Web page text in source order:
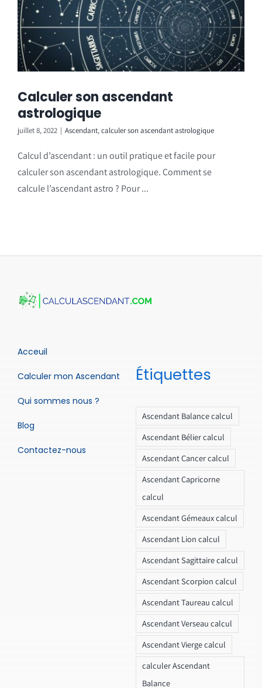
Calculer son ascendant
astrologique
juillet 8, 2022 | Ascendant,calculer son ascendant astrologique
Calcul d’ascendant : un outil pratique et facile pour
calculer son ascendant astrologique. Comment se
calcule l’ascendant astro ? Pour ...
Acceuil
Calculer mon Ascendant
Qui sommes nous ?
Blog
Contactez-nous
Étiquettes
Ascendant Balance calcul
Ascendant Bélier calcul
Ascendant Cancer calcul
Ascendant Capricorne
calcul
Ascendant Gémeaux calcul
Ascendant Lion calcul
Ascendant Sagittaire calcul
Ascendant Scorpion calcul
Ascendant Taureau calcul
Ascendant Verseau calcul
Ascendant Vierge calcul
calculer Ascendant
Balance